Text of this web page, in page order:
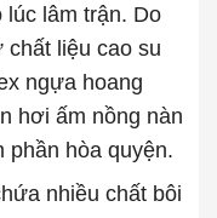
lúc lâm trận. Do
liệu cao su
ngựa hoang
hơi ấm nồng nàn
phần hòa quyện.
nhiều chất bôi